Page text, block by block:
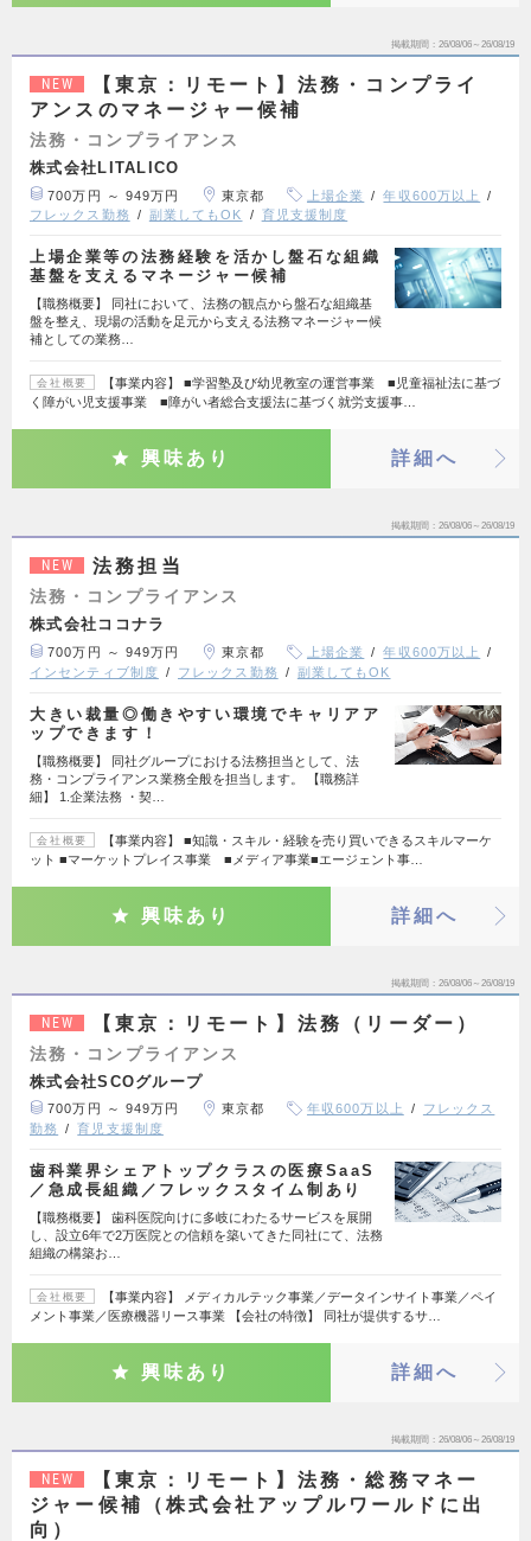
掲載期間 26/08/06～26/08/19
NEW
【東京：リモート】法務・コンプライ
アンスのマネージャー候補
法務・コンプライアンス
株式会社LITALICO
700万円 ～ 949万円 東京都 上場企業
年収600万以上
フレックス勤務
副業してもOK 育児支援制度
上場企業等の法務経験を活かし盤石な組織
基盤を支えるマネージャー候補
【職務概要】 同社において、法務の観点から盤石な組織基
盤を整え、現場の活動を足元から支える法務マネージャー候
補としての業務…
会社概要
【事業内容】 ■学習塾及び幼児教室の運営事業 ■児童福祉法に基づ
く障がい児支援事業 ■障がい者総合支援法に基づく就労支援事…
興味あり 詳細へ
掲載期間 26/08/06～26/08/19
NEW 法務担当
法務・コンプライアンス
株式会社ココナラ
700万円 ～ 949万円 東京都 上場企業
年収600万以上
インセンティブ制度
フレックス勤務 副業してもOK
大きい裁量◎働きやすい環境でキャリアア
ップできます！
【職務概要】 同社グループにおける法務担当として、法
務・コンプライアンス業務全般を担当します。 【職務詳
細】 1.企業法務 ・契…
会社概要
【事業内容】 ■知識・スキル・経験を売り買いできるスキルマーケ
ット ■マーケットプレイス事業 ■メディア事業■エージェント事…
興味あり 詳細へ
掲載期間 26/08/06～26/08/19
NEW 【東京：リモート】法務（リーダー）
法務・コンプライアンス
株式会社SCOグループ
700万円 ～ 949万円 東京都 年収600万以上
フレックス
勤務
育児支援制度
歯科業界シェアトップクラスの医療SaaS
／急成長組織／フレックスタイム制あり
【職務概要】 歯科医院向けに多岐にわたるサービスを展開
し、設立6年で2万医院との信頼を築いてきた同社にて、法務
組織の構築お…
会社概要
【事業内容】 メディカルテック事業／データインサイト事業／ペイ
メント事業／医療機器リース事業 【会社の特徴】 同社が提供するサ…
興味あり 詳細へ
掲載期間 26/08/06～26/08/19
NEW
【東京：リモート】法務・総務マネー
ジャー候補（株式会社アップルワールドに出
向）